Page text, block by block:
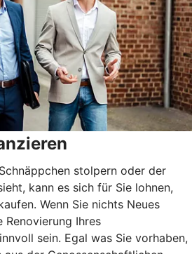
stolpern oder der
kann es sich für Sie lohnen,
Wenn Sie nichts Neues
Renovierung Ihres
sein. Egal was Sie vorhaben,